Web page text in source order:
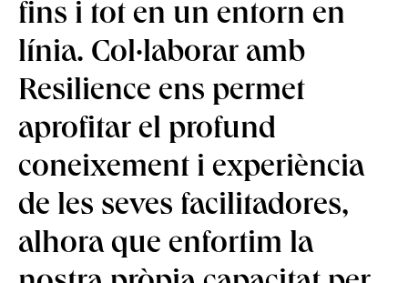
fins i tot en un entorn en
línia. Col·laborar amb
Resilience ens permet
aprofitar el profund
coneixement i experiència
de les seves facilitadores,
alhora que enfortim la